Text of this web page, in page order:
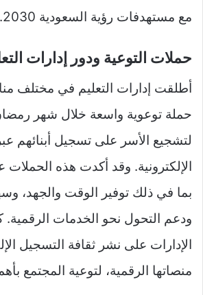
مع مستهدفات رؤية السعودية 2030.
حملات التوعية ودور إدارات
أطلقت إدارات التعليم في مختلف
حملة توعوية واسعة خلال شهر
لتشجيع الأسر على تسجيل أبنائهم
الإلكترونية. وقد أكدت هذه الحملات
بما في ذلك توفير الوقت والجهد،
ودعم التحول نحو الخدمات
الإدارات على نشر ثقافة التسجيل
منصاتها الرقمية، لتوعية المجتمع